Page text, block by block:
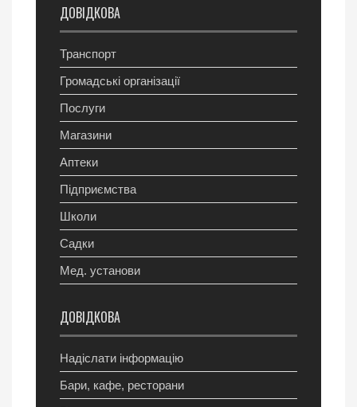
ДОВІДКОВА
Транспорт
Громадські організації
Послуги
Магазини
Аптеки
Підприємства
Школи
Садки
Мед. установи
ДОВІДКОВА
Надіслати інформацію
Бари, кафе, ресторани